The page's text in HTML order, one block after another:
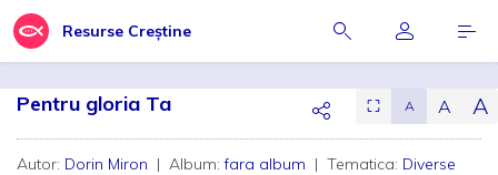
Resurse Creștine
Pentru gloria Ta ⛶ A A A
Autor: Dorin Miron | Album:fara album | Tematica: Diverse